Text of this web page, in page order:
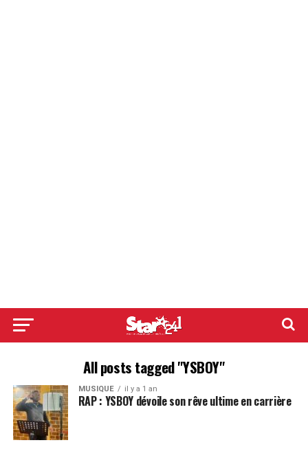
All posts tagged "YSBOY"
MUSIQUE il y a 1 an
RAP : YSBOY dévoile son rêve ultime en carrière